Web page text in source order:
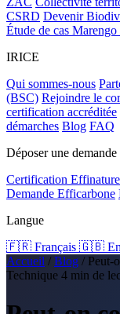
CSRD Devenir
Étude de cas
IRICE
Qui sommes-nous
(BSC) Rejoindre le
certification accréditée
démarches Blog FAQ
Déposer une demande
Certification Effinature
Demande Efficarbone
Langue
🇫🇷 Français 🇬🇧
Accueil / Blog / Peut-
Technique 4 min de